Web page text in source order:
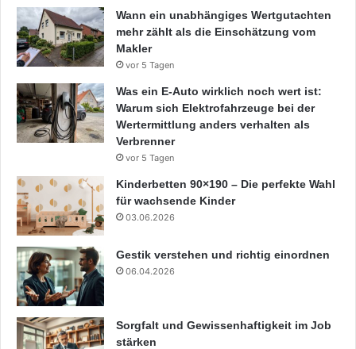
Wann ein unabhängiges Wertgutachten
mehr zählt als die Einschätzung vom
Makler
vor 5 Tagen
Was ein E-Auto wirklich noch wert ist:
Warum sich Elektrofahrzeuge bei der
Wertermittlung anders verhalten als
Verbrenner
vor 5 Tagen
Kinderbetten 90×190 – Die perfekte Wahl
für wachsende Kinder
03.06.2026
Gestik verstehen und richtig einordnen
06.04.2026
Sorgfalt und Gewissenhaftigkeit im Job
stärken